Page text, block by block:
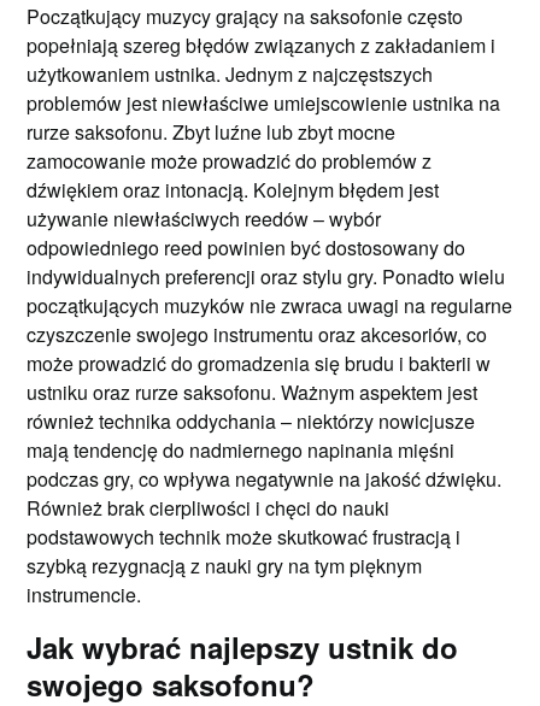
Początkujący muzycy grający na saksofonie często
popełniają szereg błędów związanych z zakładaniem i
użytkowaniem ustnika. Jednym z najczęstszych
problemów jest niewłaściwe umiejscowienie ustnika na
rurze saksofonu. Zbyt luźne lub zbyt mocne
zamocowanie może prowadzić do problemów z
dźwiękiem oraz intonacją. Kolejnym błędem jest
używanie niewłaściwych reedów – wybór
odpowiedniego reed powinien być dostosowany do
indywidualnych preferencji oraz stylu gry. Ponadto wielu
początkujących muzyków nie zwraca uwagi na regularne
czyszczenie swojego instrumentu oraz akcesoriów, co
może prowadzić do gromadzenia się brudu i bakterii w
ustniku oraz rurze saksofonu. Ważnym aspektem jest
również technika oddychania – niektórzy nowicjusze
mają tendencję do nadmiernego napinania mięśni
podczas gry, co wpływa negatywnie na jakość dźwięku.
Również brak cierpliwości i chęci do nauki
podstawowych technik może skutkować frustracją i
szybką rezygnacją z nauki gry na tym pięknym
instrumencie.
Jak wybrać najlepszy ustnik do
swojego saksofonu?